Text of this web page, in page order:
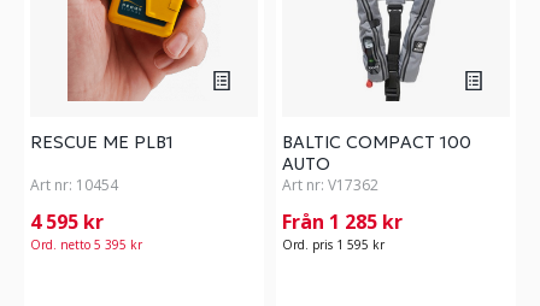
RESCUE ME PLB1
Art nr: 10454
4 595 kr
Ord. netto 5 395 kr
BALTIC COMPACT 100
AUTO
Art nr: V17362
Från 1 285 kr
Ord. pris 1 595 kr